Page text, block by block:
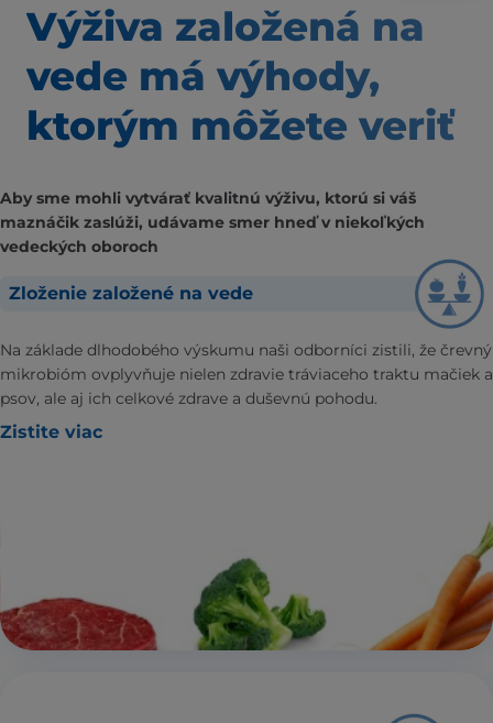
Výživa založená na
vede má výhody,
ktorým môžete veriť
Aby sme mohli vytvárať kvalitnú výživu, ktorú si váš
maznáčik zaslúži, udávame smer hneď v niekoľkých
vedeckých oboroch
Zloženie založené na vede
Na základe dlhodobého výskumu naši odborníci zistili, že črevný
mikrobióm ovplyvňuje nielen zdravie tráviaceho traktu mačiek a
psov, ale aj ich celkové zdrave a duševnú pohodu.
Zistite viac